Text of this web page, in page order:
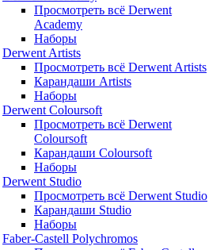
Просмотреть всё Derwent
Academy
Наборы
Derwent Artists
Просмотреть всё Derwent Artists
Карандаши Artists
Наборы
Derwent Coloursoft
Просмотреть всё Derwent
Coloursoft
Карандаши Coloursoft
Наборы
Derwent Studio
Просмотреть всё Derwent Studio
Карандаши Studio
Наборы
Faber-Castell Polychromos